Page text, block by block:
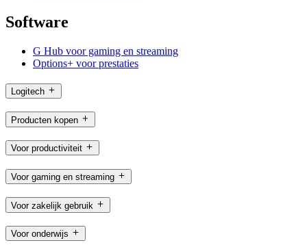
Software
G Hub voor gaming en streaming
Options+ voor prestaties
Logitech
Producten kopen
Voor productiviteit
Voor gaming en streaming
Voor zakelijk gebruik
Voor onderwijs